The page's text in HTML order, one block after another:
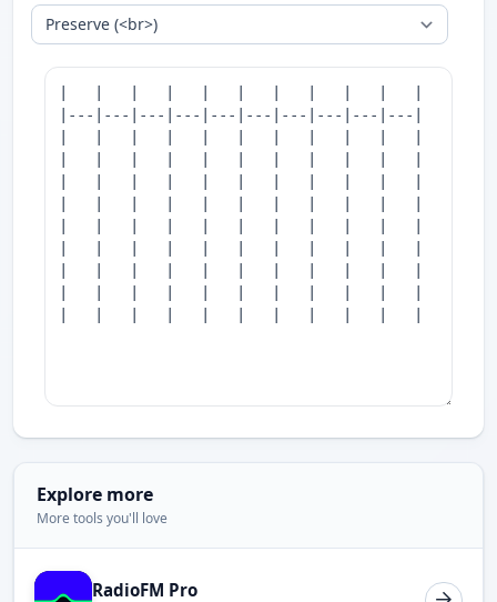
Explore more
More tools you'll love
RadioFM Pro